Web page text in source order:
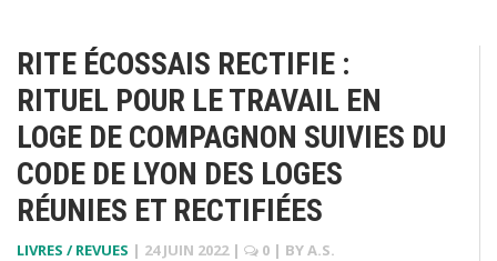
RITE ÉCOSSAIS RECTIFIE :
RITUEL POUR LE TRAVAIL EN
LOGE DE COMPAGNON SUIVIES DU
CODE DE LYON DES LOGES
RÉUNIES ET RECTIFIÉES
LIVRES / REVUES | 24 JUIN 2022 | 0 | BYA.S.